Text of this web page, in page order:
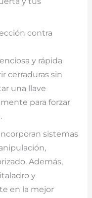
contra
y rápida
cerraduras sin
una llave
para forzar
sistemas
Además,
y
en la mejor